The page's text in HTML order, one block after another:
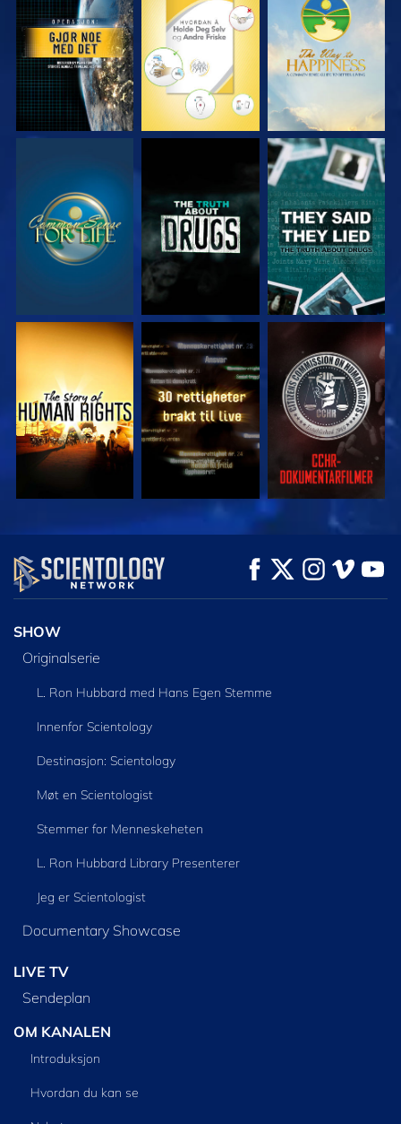
SE SE SE
SE SE
SE SE SE
SE UTFORSK SERIEN
SHOW
Originalserie
L. Ron Hubbard med Hans Egen Stemme
Innenfor Scientology
Destinasjon: Scientology
Møt en Scientologist
Stemmer for Menneskeheten
L. Ron Hubbard Library Presenterer
Jeg er Scientologist
Documentary Showcase
LIVE TV
Sendeplan
OM KANALEN
Introduksjon
Hvordan du kan se